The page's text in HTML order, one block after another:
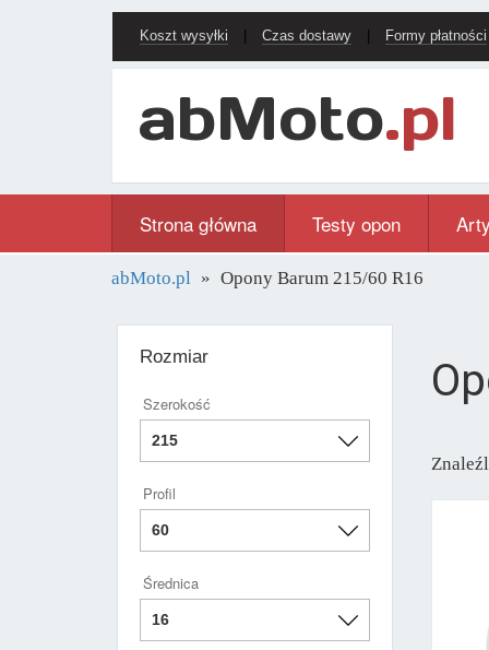
Koszt wysyłki Czas dostawy Formy płatności
Strona główna Testy opon
abMoto.pl Opony Barum 215/60 R16
Rozmiar
Szerokość
Profil
Średnica